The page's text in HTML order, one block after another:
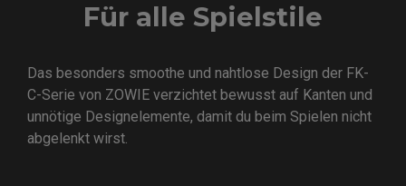
Für alle Spielstile
Das besonders smoothe und nahtlose Design der FK-
C-Serie von ZOWIE verzichtet bewusst auf Kanten und
unnötige Designelemente, damit du beim Spielen nicht
abgelenkt wirst.